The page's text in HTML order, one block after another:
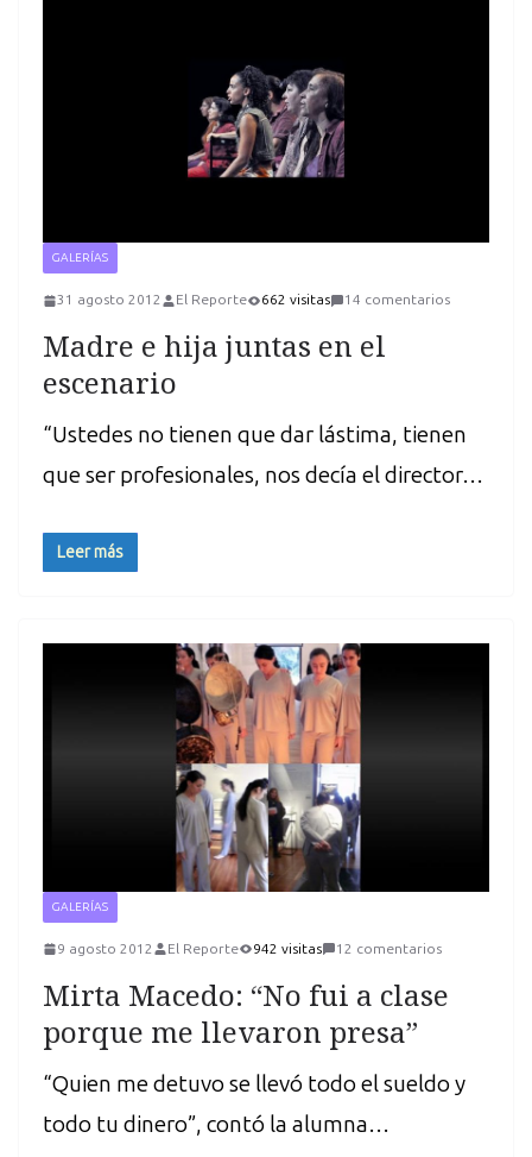
GALERÍAS
31 agosto 2012 El Reporte 662 visitas 14 comentarios
Madre e hija juntas en el
escenario
“Ustedes no tienen que dar lástima, tienen
que ser profesionales, nos decía el director…
Leer más
GALERÍAS
9 agosto 2012 El Reporte 942 visitas 12 comentarios
Mirta Macedo: “No fui a clase
porque me llevaron presa”
“Quien me detuvo se llevó todo el sueldo y
todo tu dinero”, contó la alumna…